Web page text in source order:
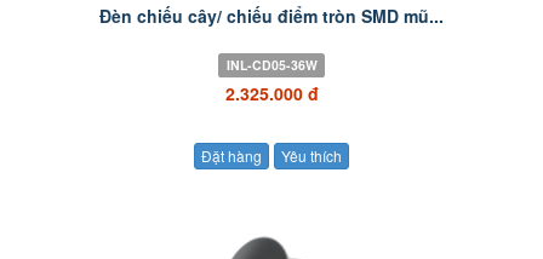
Đèn chiếu cây/ chiếu điểm tròn SMD mũ...
INL-CD05-36W
2.325.000 đ
Đặt hàng Yêu thích